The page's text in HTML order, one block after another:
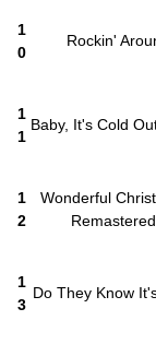
1
0
Rockin'
1
1
Baby, It's Cold
1
2
Wonderful
1
3
Do They Know